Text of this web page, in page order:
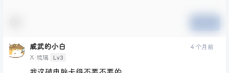
威武的小白
X·琉璃 Lv3
4 个月前